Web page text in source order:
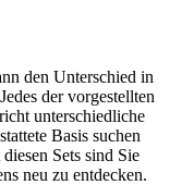
den Unterschied in
der vorgestellten
unterschiedliche
Basis suchen
Sets sind Sie
neu zu entdecken.